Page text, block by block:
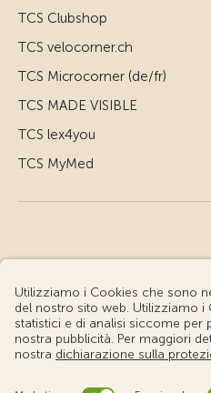
TCS Clubshop
TCS velocorner.ch
TCS Microcorner (de/fr)
TCS MADE VISIBLE
TCS lex4you
TCS MyMed
© Touring